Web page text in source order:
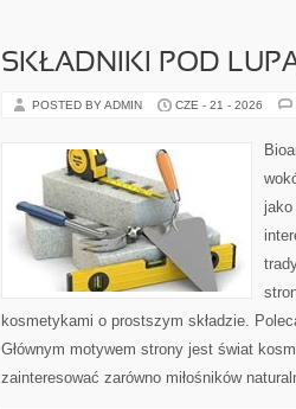
SKŁADNIKI POD
POSTED BY ADMIN CZE - 21 - 2026
kosmetykami o prostszym składzie.
Głównym motywem strony jest świat
zainteresować zarówno miłośników